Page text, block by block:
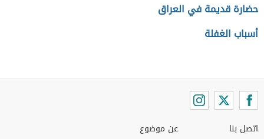
حضارة قديمة في العراق
أسباب الغفلة
اتصل بنا عن موضوع